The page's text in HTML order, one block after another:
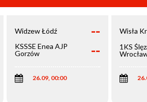
Widzew Łódź --
KSSSE Enea AJP
Gorzów
--
26.09, 00:00
Wisła
1KS